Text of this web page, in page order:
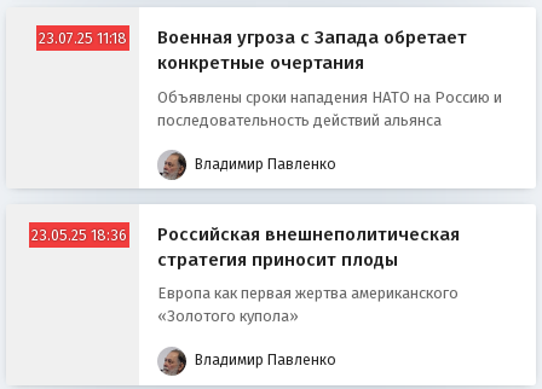
23.07.25 11:18
Военная угроза с Запада обретает
конкретные очертания
Объявлены сроки нападения НАТО на Россию и
последовательность действий альянса
Владимир Павленко
23.05.25 18:36
Российская внешнеполитическая
стратегия приносит плоды
Европа как первая жертва американского
«Золотого купола»
Владимир Павленко